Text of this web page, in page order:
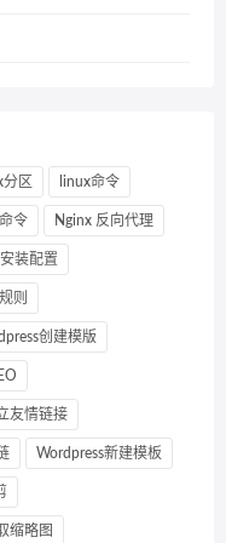
分区 linux命令
令 Nginx 反向代理
装配置
则
创建模版
友情链接
Wordpress新建模板
缩略图